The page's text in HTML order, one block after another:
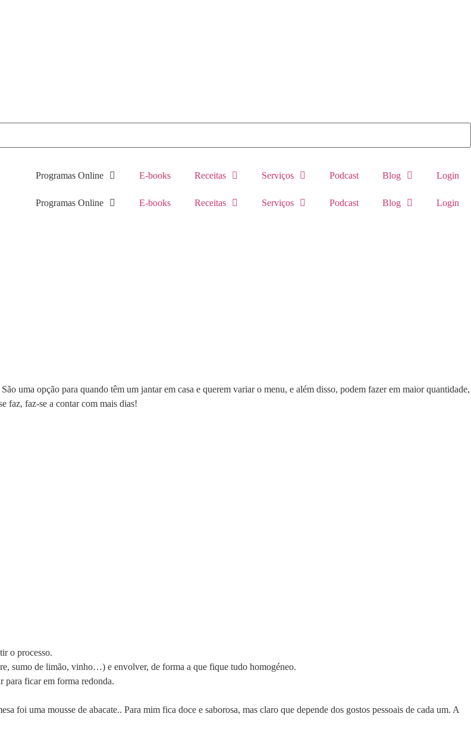
Programas Online E-books Receitas Serviços Podcast Blog Login
Programas Online E-books Receitas Serviços Podcast Blog Login
opção para quando têm um jantar em casa e querem variar o menu, e além disso, podem fazer em maior quantidade,
faz, faz-se a contar com mais dias!
o processo.
sumo de limão, vinho…) e envolver, de forma a que fique tudo homogéneo.
para ficar em forma redonda.
foi uma mousse de abacate.. Para mim fica doce e saborosa, mas claro que depende dos gostos pessoais de cada um. A